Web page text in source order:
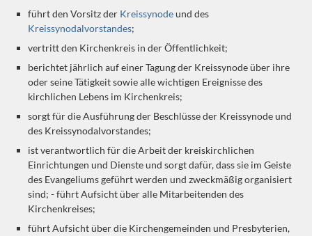
führt den Vorsitz der Kreissynodeund des
Kreissynodalvorstandes;
vertritt den Kirchenkreis in der Öffentlichkeit;
berichtet jährlich auf einer Tagung der Kreissynode über ihre
oder seine Tätigkeit sowie alle wichtigen Ereignisse des
kirchlichen Lebens im Kirchenkreis;
sorgt für die Ausführung der Beschlüsse der Kreissynode und
des Kreissynodalvorstandes;
ist verantwortlich für die Arbeit der kreiskirchlichen
Einrichtungen und Dienste und sorgt dafür, dass sie im Geiste
des Evangeliums geführt werden und zweckmäßig organisiert
sind; - führt Aufsicht über alle Mitarbeitenden des
Kirchenkreises;
führt Aufsicht über die Kirchengemeinden und Presbyterien,